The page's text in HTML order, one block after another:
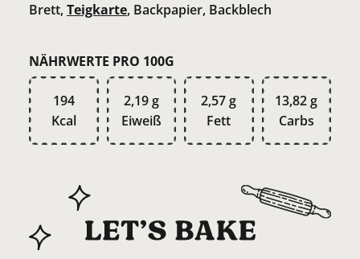
Brett,Teigkarte, Backpapier, Backblech
NÄHRWERTE PRO 100G
194
Kcal
2,19 g
Eiweiß
2,57 g
Fett
13,82 g
Carbs